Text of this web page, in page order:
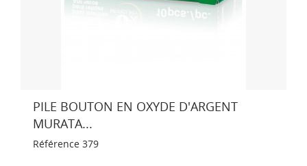
PILE BOUTON EN OXYDE D'ARGENT
MURATA...
Référence 379